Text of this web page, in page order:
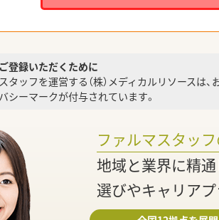
登録いただくために
タッフを運営する（株）メディカルリソースは
シーマークが付与されています。
ファルマスタッ
地域と業界に精
選びやキャリア